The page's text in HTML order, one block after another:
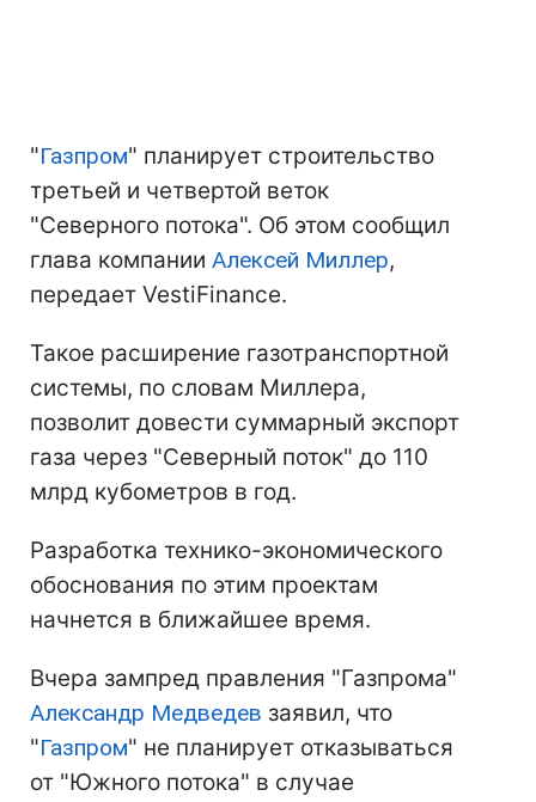
"Газпром" планирует строительство
третьей и четвертой веток
"Северного потока". Об этом сообщил
глава компании Алексей Миллер,
передает VestiFinance.
Такое расширение газотранспортной
системы, по словам Миллера,
позволит довести суммарный экспорт
газа через "Северный поток" до 110
млрд кубометров в год.
Разработка технико-экономического
обоснования по этим проектам
начнется в ближайшее время.
Вчера зампред правления "Газпрома"
Александр Медведев заявил, что
"Газпром" не планирует отказываться
от "Южного потока" в случае